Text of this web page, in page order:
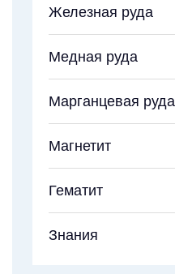
Железная руда
Медная руда
Марганцевая руда
Магнетит
Гематит
Знания